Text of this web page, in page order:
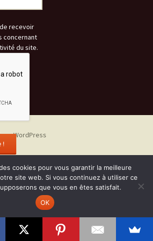
recevoir
concernant
du site.
WordPress
cookies pour vous garantir la meilleure
site web. Si vous continuez à utiliser ce
que vous en êtes satisfait.
OK